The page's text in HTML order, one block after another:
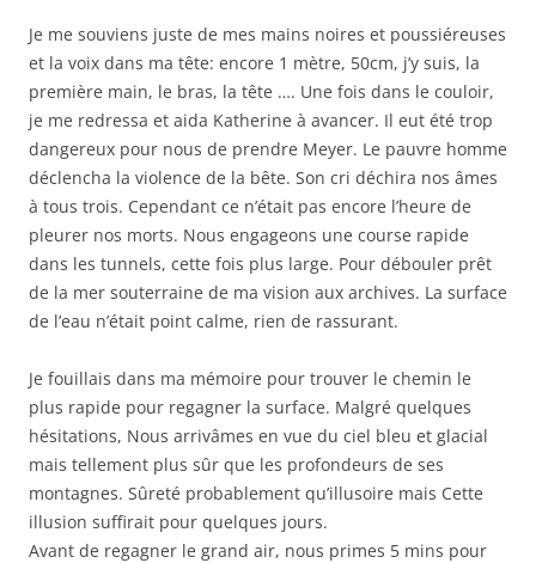
Je me souviens juste de mes mains noires et poussiéreuses
et la voix dans ma tête: encore 1 mètre, 50cm, j’y suis, la
première main, le bras, la tête …. Une fois dans le couloir,
je me redressa et aida Katherine à avancer. Il eut été trop
dangereux pour nous de prendre Meyer. Le pauvre homme
déclencha la violence de la bête. Son cri déchira nos âmes
à tous trois. Cependant ce n’était pas encore l’heure de
pleurer nos morts. Nous engageons une course rapide
dans les tunnels, cette fois plus large. Pour débouler prêt
de la mer souterraine de ma vision aux archives. La surface
de l’eau n’était point calme, rien de rassurant.
Je fouillais dans ma mémoire pour trouver le chemin le
plus rapide pour regagner la surface. Malgré quelques
hésitations, Nous arrivâmes en vue du ciel bleu et glacial
mais tellement plus sûr que les profondeurs de ses
montagnes. Sûreté probablement qu’illusoire mais Cette
illusion suffirait pour quelques jours.
Avant de regagner le grand air, nous primes 5 mins pour